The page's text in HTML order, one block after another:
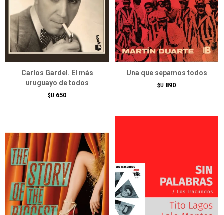
Carlos Gardel. El más
uruguayo de todos
$U 650
Una que sepamos todos
$U 890